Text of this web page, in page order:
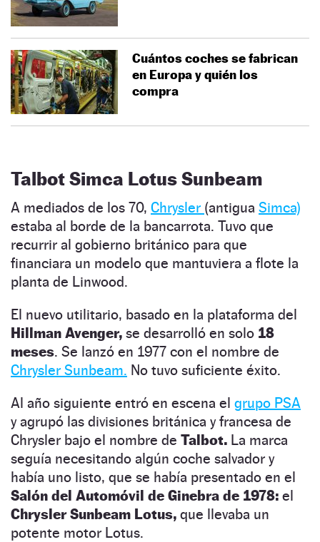
Cuántos coches se fabrican
en Europa y quién los
compra
Talbot Simca Lotus Sunbeam
A mediados de los 70, Chrysler (antigua Simca)
estaba al borde de la bancarrota. Tuvo que
recurrir al gobierno británico para que
financiara un modelo que mantuviera a flote la
planta de Linwood.
El nuevo utilitario, basado en la plataforma del
Hillman Avenger, se desarrolló en solo 18
meses. Se lanzó en 1977 con el nombre de
Chrysler Sunbeam. No tuvo suficiente éxito.
Al año siguiente entró en escena el grupo PSA
y agrupó las divisiones británica y francesa de
Chrysler bajo el nombre de Talbot. La marca
seguía necesitando algún coche salvador y
había uno listo, que se había presentado en el
Salón del Automóvil de Ginebra de 1978: el
Chrysler Sunbeam Lotus, que llevaba un
potente motor Lotus.